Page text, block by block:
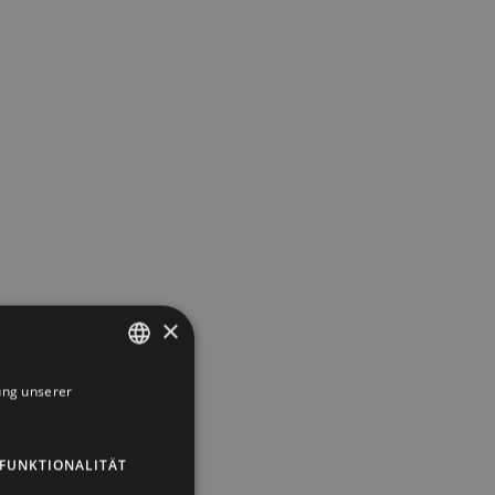
ENGLISH
×
unserer
FUNKTIONALITÄT